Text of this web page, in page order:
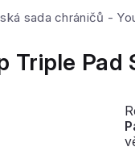
sada chráničů -
Triple Pad